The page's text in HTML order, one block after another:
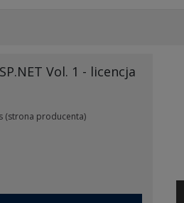
Vol. 1 - licencja
(strona producenta)